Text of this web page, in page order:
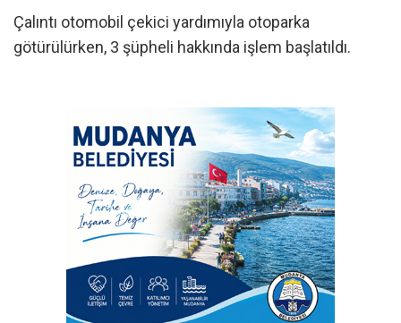
Çalıntı otomobil çekici yardımıyla otoparka
götürülürken, 3 şüpheli hakkında işlem başlatıldı.